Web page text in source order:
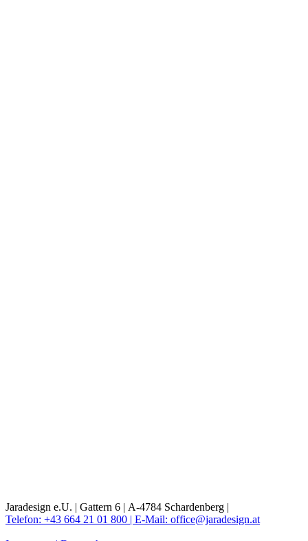
Jaradesign e.U. | Gattern 6 | A-4784 Schardenberg |
Telefon: +43 664 21 01 800 | E-Mail: office@jaradesign.at